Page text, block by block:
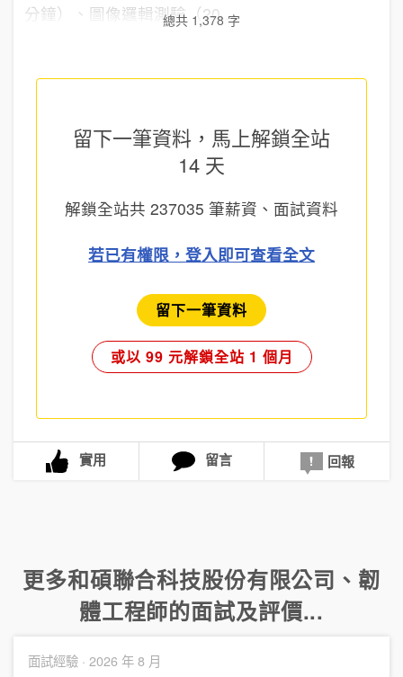
分鐘）、圖像邏輯測驗（20...
總共 1,378 字
留下一筆資料，馬上解鎖全站
14 天
解鎖全站共 237035 筆薪資、面試資料
若已有權限，登入即可查看全文
留下一筆資料
或以 99 元解鎖全站 1 個月
實用 留言 回報
更多和碩聯合科技股份有限公司 、 韌
體工程師的面試及評價...
面試經驗 · 2026 年 8 月